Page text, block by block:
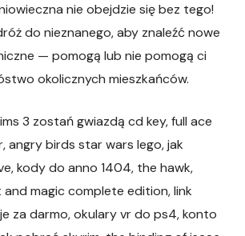
nie obejdzie się bez tego!
do nieznanego, aby znaleźć nowe
— pomogą lub nie pomogą ci
okolicznych mieszkańców.
3 zostań gwiazdą cd key, full ace
angry birds star wars lego, jak
kody do anno 1404, the hawk,
magic complete edition, link
za darmo, okulary vr do ps4, konto